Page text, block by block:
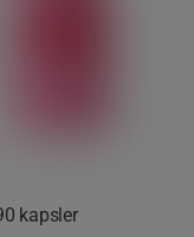
kapsler